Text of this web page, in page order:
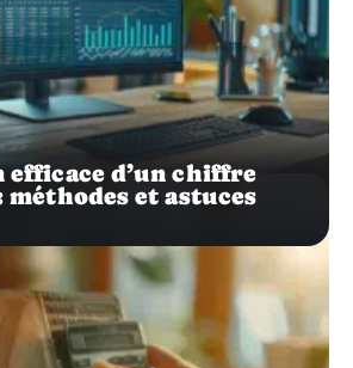
efficace d’un chiffre
méthodes et astuces